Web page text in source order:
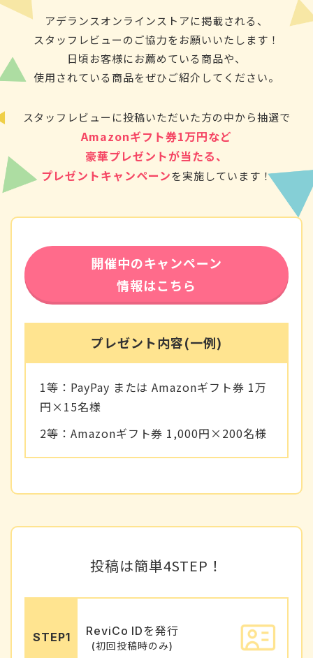
アデランスオンラインストアに掲載される、
スタッフレビューのご協力をお願いいたします！
日頃お客様にお薦めている商品や、
使用されている商品をぜひご紹介してください。
スタッフレビューに投稿いただいた方の中から抽選で
Amazonギフト券1万円など
豪華プレゼントが当たる、
プレゼントキャンペーンを実施しています！
開催中のキャンペーン
情報はこちら
プレゼント内容(一例)
1等：PayPay または Amazonギフト券 1万
円×15名様
2等：Amazonギフト券 1,000円×200名様
投稿は簡単4STEP！
STEP1 ReviCo IDを発行
(初回投稿時のみ)